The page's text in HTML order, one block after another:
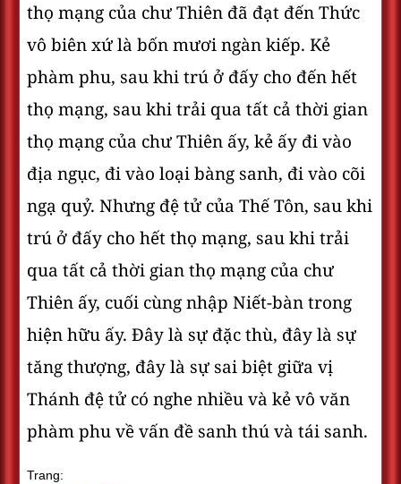
thọ mạng của chư Thiên đã đạt đến Thức
vô biên xứ là bốn mươi ngàn kiếp. Kẻ
phàm phu, sau khi trú ở đấy cho đến hết
thọ mạng, sau khi trải qua tất cả thời gian
thọ mạng của chư Thiên ấy, kẻ ấy đi vào
địa ngục, đi vào loại bàng sanh, đi vào cõi
ngạ quỷ. Nhưng đệ tử của Thế Tôn, sau khi
trú ở đấy cho hết thọ mạng, sau khi trải
qua tất cả thời gian thọ mạng của chư
Thiên ấy, cuối cùng nhập Niết-bàn trong
hiện hữu ấy. Ðây là sự đặc thù, đây là sự
tăng thượng, đây là sự sai biệt giữa vị
Thánh đệ tử có nghe nhiều và kẻ vô văn
phàm phu về vấn đề sanh thú và tái sanh.
Trang: